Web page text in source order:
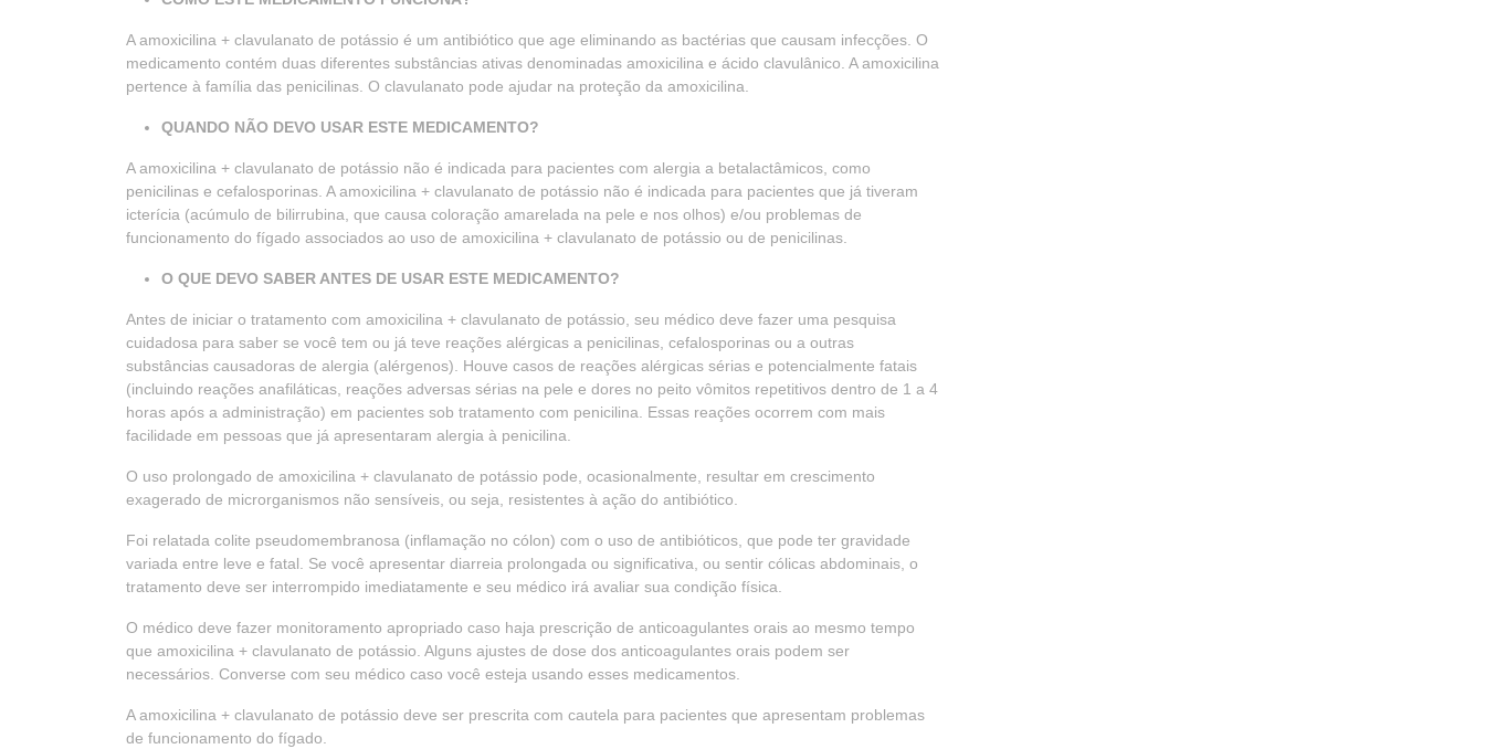
A amoxicilina + clavulanato de potássio é um antibiótico que age eliminando as bactérias que causam infecções. O
medicamento contém duas diferentes substâncias ativas denominadas amoxicilina e ácido clavulânico. A amoxicilina
pertence à família das penicilinas. O clavulanato pode ajudar na proteção da amoxicilina.
QUANDO NÃO DEVO USAR ESTE MEDICAMENTO?
A amoxicilina + clavulanato de potássio não é indicada para pacientes com alergia a betalactâmicos, como
penicilinas e cefalosporinas. A amoxicilina + clavulanato de potássio não é indicada para pacientes que já tiveram
icterícia (acúmulo de bilirrubina, que causa coloração amarelada na pele e nos olhos) e/ou problemas de
funcionamento do fígado associados ao uso de amoxicilina + clavulanato de potássio ou de penicilinas.
O QUE DEVO SABER ANTES DE USAR ESTE MEDICAMENTO?
Antes de iniciar o tratamento com amoxicilina + clavulanato de potássio, seu médico deve fazer uma pesquisa
cuidadosa para saber se você tem ou já teve reações alérgicas a penicilinas, cefalosporinas ou a outras
substâncias causadoras de alergia (alérgenos). Houve casos de reações alérgicas sérias e potencialmente fatais
(incluindo reações anafiláticas, reações adversas sérias na pele e dores no peito vômitos repetitivos dentro de 1 a 4
horas após a administração) em pacientes sob tratamento com penicilina. Essas reações ocorrem com mais
facilidade em pessoas que já apresentaram alergia à penicilina.
O uso prolongado de amoxicilina + clavulanato de potássio pode, ocasionalmente, resultar em crescimento
exagerado de microrganismos não sensíveis, ou seja, resistentes à ação do antibiótico.
Foi relatada colite pseudomembranosa (inflamação no cólon) com o uso de antibióticos, que pode ter gravidade
variada entre leve e fatal. Se você apresentar diarreia prolongada ou significativa, ou sentir cólicas abdominais, o
tratamento deve ser interrompido imediatamente e seu médico irá avaliar sua condição física.
O médico deve fazer monitoramento apropriado caso haja prescrição de anticoagulantes orais ao mesmo tempo
que amoxicilina + clavulanato de potássio. Alguns ajustes de dose dos anticoagulantes orais podem ser
necessários. Converse com seu médico caso você esteja usando esses medicamentos.
A amoxicilina + clavulanato de potássio deve ser prescrita com cautela para pacientes que apresentam problemas
de funcionamento do fígado.